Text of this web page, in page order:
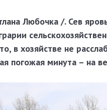
Любочка /. Сев
в хозяйстве не
погожая минута – на